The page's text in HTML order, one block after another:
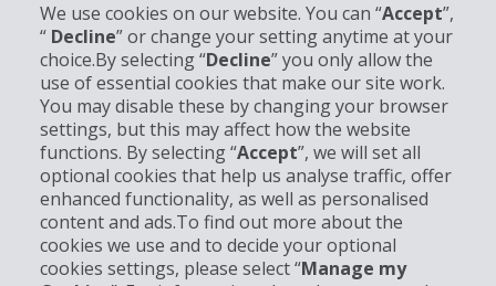
We use cookies on our website. You can “Accept”,
“ Decline” or change your setting anytime at your
choice.By selecting “Decline” you only allow the
use of essential cookies that make our site work.
You may disable these by changing your browser
settings, but this may affect how the website
functions. By selecting “Accept”, we will set all
optional cookies that help us analyse traffic, offer
enhanced functionality, as well as personalised
content and ads.To find out more about the
cookies we use and to decide your optional
cookies settings, please select “Manage my
Unternehmensinformation
Partner
Kundenservice
Mieten bei Hertz